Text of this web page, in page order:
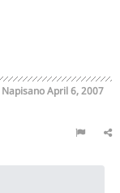
NapisanoApril 6, 2007